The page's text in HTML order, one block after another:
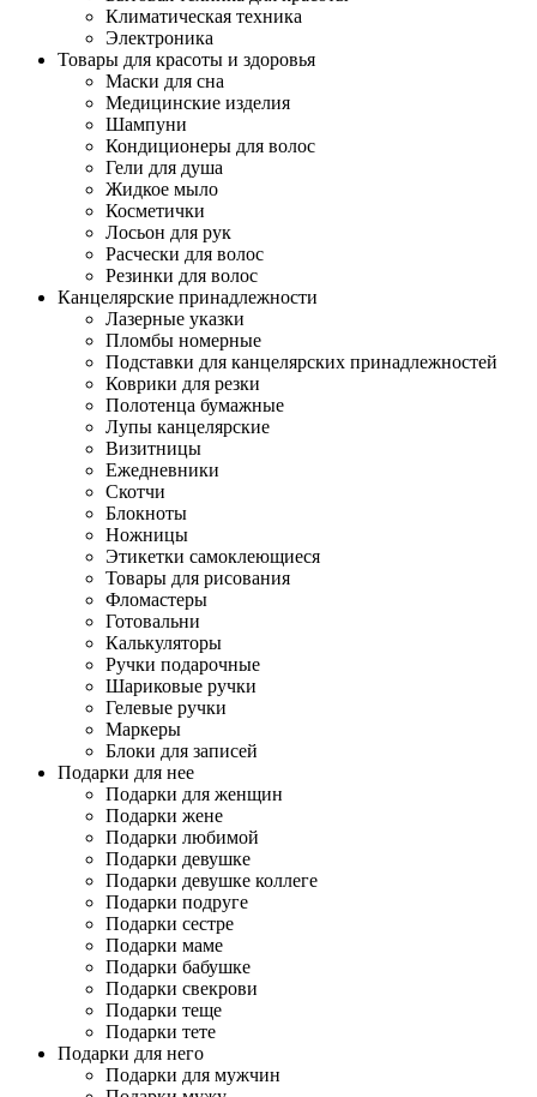
Климатическая техника
Электроника
Товары для красоты и здоровья
Маски для сна
Медицинские изделия
Шампуни
Кондиционеры для волос
Гели для душа
Жидкое мыло
Косметички
Лосьон для рук
Расчески для волос
Резинки для волос
Канцелярские принадлежности
Лазерные указки
Пломбы номерные
Подставки для канцелярских принадлежностей
Коврики для резки
Полотенца бумажные
Лупы канцелярские
Визитницы
Ежедневники
Скотчи
Блокноты
Ножницы
Этикетки самоклеющиеся
Товары для рисования
Фломастеры
Готовальни
Калькуляторы
Ручки подарочные
Шариковые ручки
Гелевые ручки
Маркеры
Блоки для записей
Подарки для нее
Подарки для женщин
Подарки жене
Подарки любимой
Подарки девушке
Подарки девушке коллеге
Подарки подруге
Подарки сестре
Подарки маме
Подарки бабушке
Подарки свекрови
Подарки теще
Подарки тете
Подарки для него
Подарки для мужчин